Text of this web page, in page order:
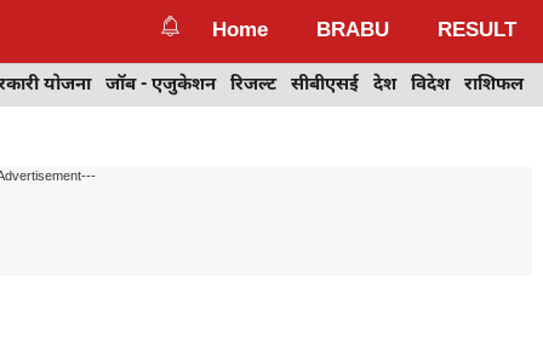
Home BRABU RESULT
योजना जॉब - एजुकेशन रिजल्ट सीबीएसई देश विदेश राशिफल